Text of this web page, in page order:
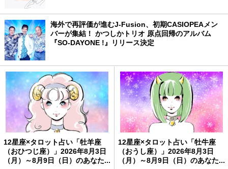
海外で再評価が進むJ-Fusion、初期CASIOPEAメン
バーが集結！ かつしかトリオ 原点回帰のアルバム
『SO-DAYONE !』リリース決定
12星座×タロット占い「牡羊座
（おひつじ座）」2026年8月3日
（月）～8月9日（日）のあなた...
12星座×タロット占い「牡牛座
（おうし座）」2026年8月3日
（月）～8月9日（日）のあなた...